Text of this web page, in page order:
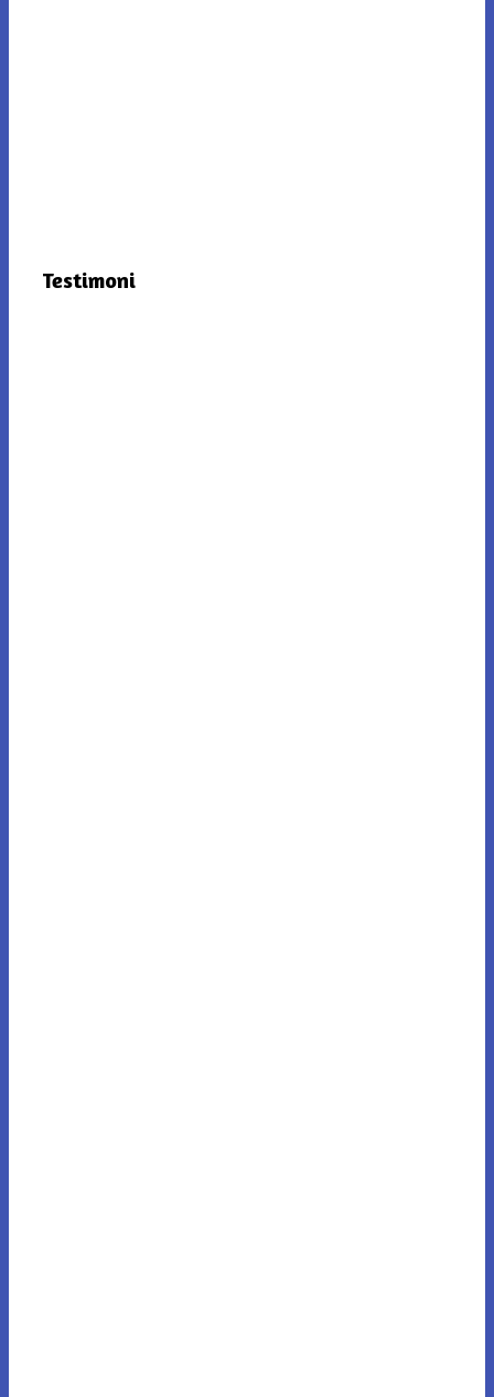
Testimoni